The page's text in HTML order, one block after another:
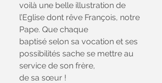
voilà une belle illustration de
l’Eglise dont rêve François, notre
Pape. Que chaque
baptisé selon sa vocation et ses
possibilités sache se mettre au
service de son frère,
de sa sœur !